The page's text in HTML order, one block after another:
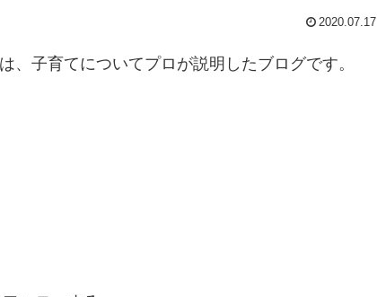
2020.07.17
、子育てについてプロが説明したブログです。